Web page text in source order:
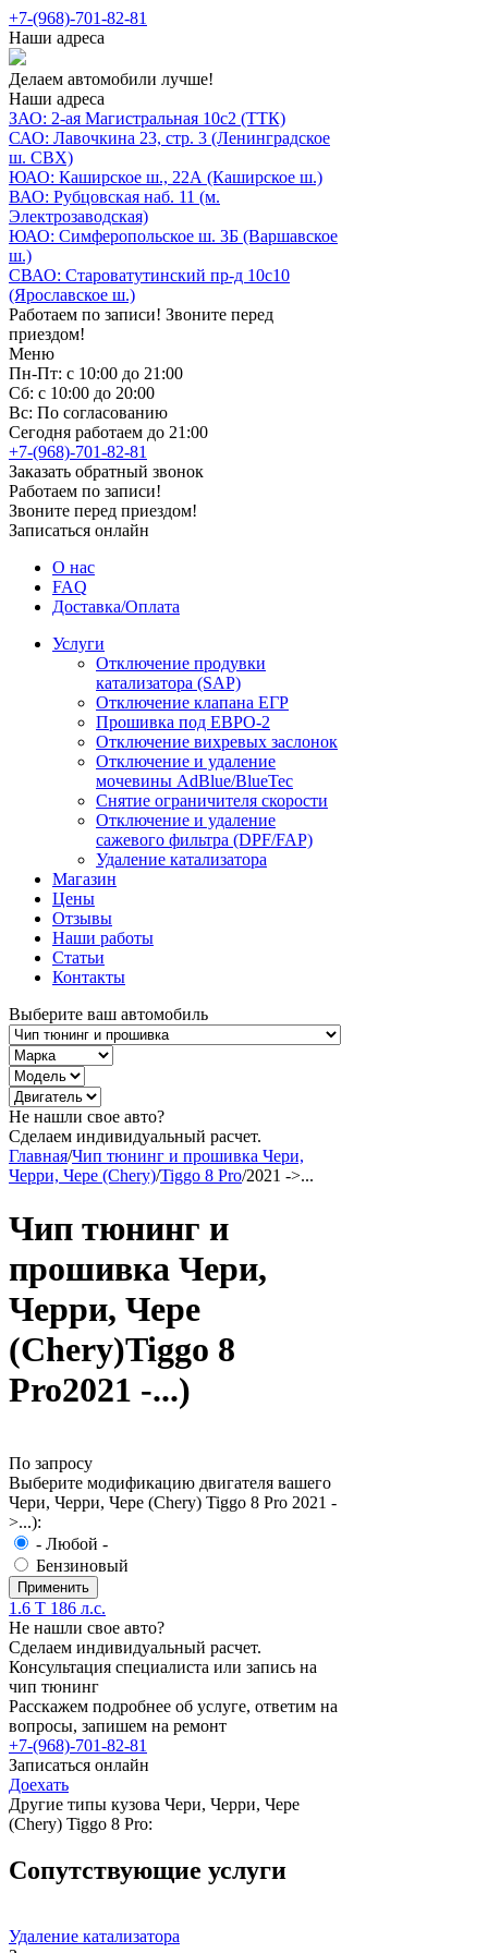
+7-(968)-701-82-81
Наши адреса
Делаем автомобили лучше!
Наши адреса
ЗАО: 2-ая Магистральная 10с2 (ТТК)
САО: Лавочкина 23, стр. 3 (Ленинградское
ш. СВХ)
ЮАО: Каширское ш., 22А (Каширское ш.)
ВАО: Рубцовская наб. 11 (м.
Электрозаводская)
ЮАО: Симферопольское ш. 3Б (Варшавское
ш.)
СВАО: Староватутинский пр-д 10с10
(Ярославское ш.)
Работаем по записи! Звоните перед
приездом!
Меню
Пн-Пт: с 10:00 до 21:00
Сб: с 10:00 до 20:00
Вс: По согласованию
Сегодня работаем до 21:00
+7-(968)-701-82-81
Заказать обратный звонок
Работаем по записи!
Звоните перед приездом!
Записаться онлайн
О нас
FAQ
Доставка/Оплата
Услуги
Отключение продувки
катализатора (SAP)
Отключение клапана ЕГР
Прошивка под ЕВРО-2
Отключение вихревых заслонок
Отключение и удаление
мочевины AdBlue/BlueTec
Снятие ограничителя скорости
Отключение и удаление
сажевого фильтра (DPF/FAP)
Удаление катализатора
Магазин
Цены
Отзывы
Наши работы
Статьи
Контакты
Выберите ваш автомобиль
Не нашли свое авто?
Сделаем индивидуальный расчет.
Главная/Чип тюнинг и прошивка Чери,
Черри, Чере (Chery)/Tiggo 8 Pro/2021 ->...
Чип тюнинг и
прошивка Чери,
Черри, Чере
(Chery)Tiggo 8
Pro2021 -...)
По запросу
Выберите модификацию двигателя вашего
Чери, Черри, Чере (Chery) Tiggo 8 Pro 2021 -
>...):
- Любой -
Бензиновый
1.6 T 186 л.с.
Не нашли свое авто?
Сделаем индивидуальный расчет.
Консультация специалиста или запись на
чип тюнинг
Расскажем подробнее об услуге, ответим на
вопросы, запишем на ремонт
+7-(968)-701-82-81
Записаться онлайн
Доехать
Другие типы кузова Чери, Черри, Чере
(Chery) Tiggo 8 Pro:
Сопутствующие услуги
Удаление катализатора